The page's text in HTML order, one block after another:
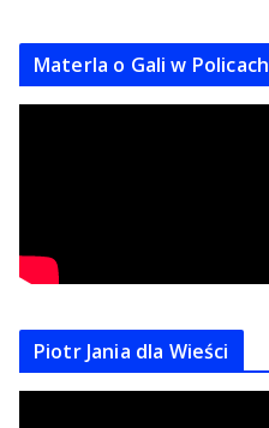
Materla o Gali w Policach
Piotr Jania dla Wieści